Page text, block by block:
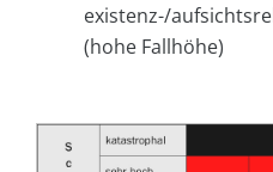
existenz-/
(hohe Fallhöhe)